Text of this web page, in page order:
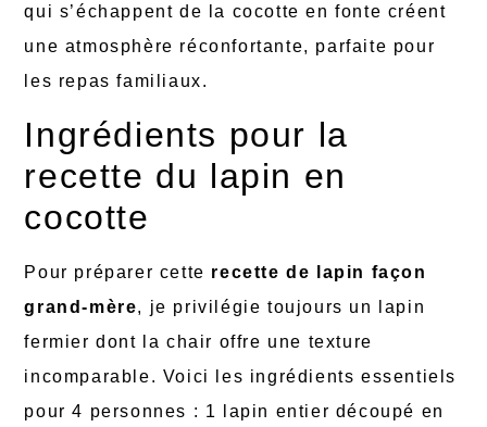
qui s’échappent de la cocotte en fonte créent
une atmosphère réconfortante, parfaite pour
les repas familiaux.
Ingrédients pour la
recette du lapin en
cocotte
Pour préparer cette recette de lapin façon
grand-mère, je privilégie toujours un lapin
fermier dont la chair offre une texture
incomparable. Voici les ingrédients essentiels
pour 4 personnes : 1 lapin entier découpé en